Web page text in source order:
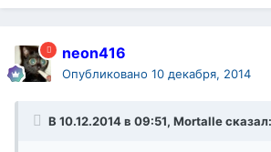
neon416
Опубликовано 10 декабря, 2014
В 10.12.2014 в 09:51, Mortalle сказал: